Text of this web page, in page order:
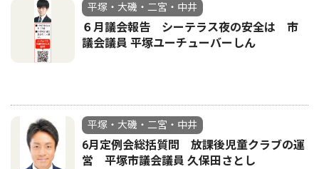
平塚・大磯・二宮・中井
６月議会報告 シーテラス夜の安全は 市
議会議員 平塚ユーチューバーしん
平塚・大磯・二宮・中井
6月定例会総括質問 放課後児童クラブの運
営 平塚市議会議員 久保田さとし